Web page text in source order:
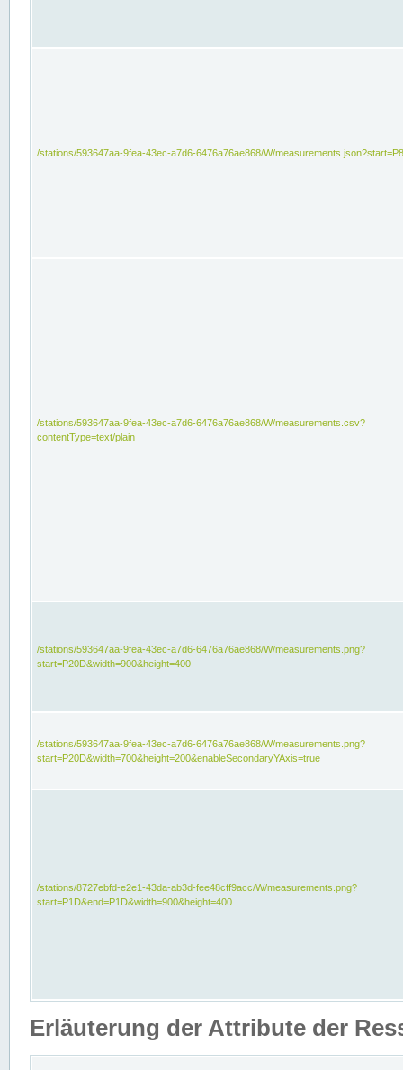
/stations/593647aa-9fea-43ec-a7d6-6476a76ae868/W/
/stations/593647aa-9fea-43ec-a7d6-6476a76ae868/W/measurements.csv?
contentType=text/plain
/stations/593647aa-9fea-43ec-a7d6-6476a76ae868/W/measurements.png?
start=P20D&width=900&height=400
/stations/593647aa-9fea-43ec-a7d6-6476a76ae868/W/measurements.png?
start=P20D&width=700&height=200&enableSecondaryYAxis=true
/stations/8727ebfd-e2e1-43da-ab3d-fee48cff9acc/W/measurements.png?
start=P1D&end=P1D&width=900&height=400
Erläuterung der Attribute der